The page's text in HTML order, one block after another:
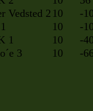
Vedsted 2 10
-
10
-
1
10
-
3
10 -